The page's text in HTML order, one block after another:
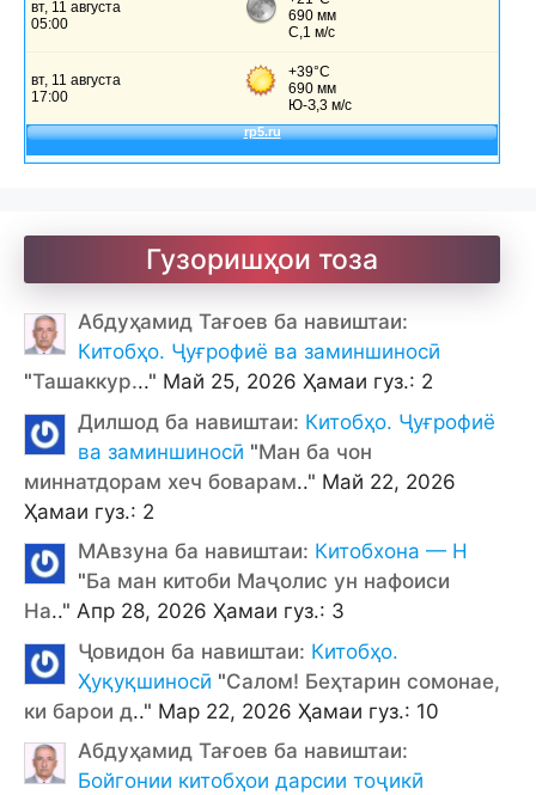
Гузоришҳои тоза
Абдуҳамид Тағоев ба навиштаи:
Китобҳо. Ҷуғрофиё ва заминшиносӣ
"Ташаккур..." Май 25, 2026 Ҳамаи гуз.: 2
Дилшод ба навиштаи: Китобҳо. Ҷуғрофиё
ва заминшиносӣ "Ман ба чон
миннатдорам хеч боварам.." Май 22, 2026
Ҳамаи гуз.: 2
МАвзуна ба навиштаи: Китобхона — Н
"Ба ман китоби Маҷолис ун нафоиси
На.." Апр 28, 2026 Ҳамаи гуз.: 3
Ҷовидон ба навиштаи: Китобҳо.
Ҳуқуқшиносӣ "Салом! Беҳтарин сомонае,
ки барои д.." Мар 22, 2026 Ҳамаи гуз.: 10
Абдуҳамид Тағоев ба навиштаи:
Бойгонии китобҳои дарсии тоҷикӣ